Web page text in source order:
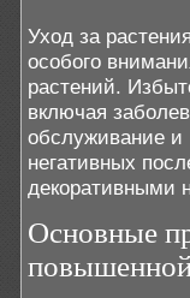
Уход за
особого
растений.
включая
обслуживание и
негативных
декоративными
Основные